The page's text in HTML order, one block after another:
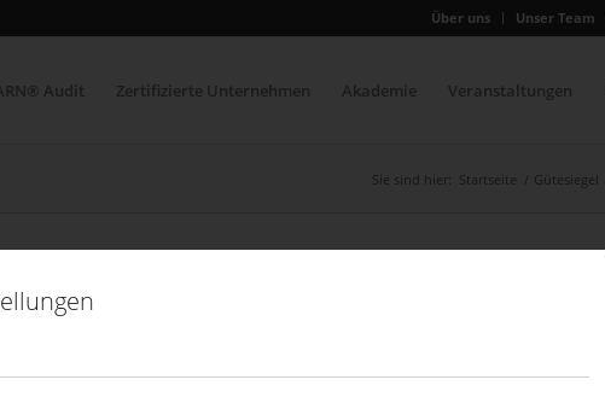
Über uns Unser Team
Audit Zertifizierte Unternehmen Akademie Veranstaltungen
Sie sind hier: Startseite / Gütesiegel